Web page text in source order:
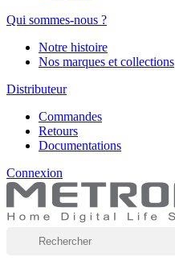
Qui sommes-nous ?
Notre histoire
Nos marques et collections
Distributeur
Commandes
Retours
Documentations
Connexion